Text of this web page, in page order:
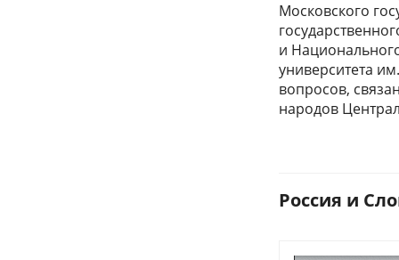
Московского
и
университета
вопросов,
народов
Россия и